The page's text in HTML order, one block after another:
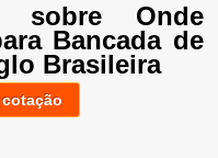
sobre Onde
Bancada de
Brasileira